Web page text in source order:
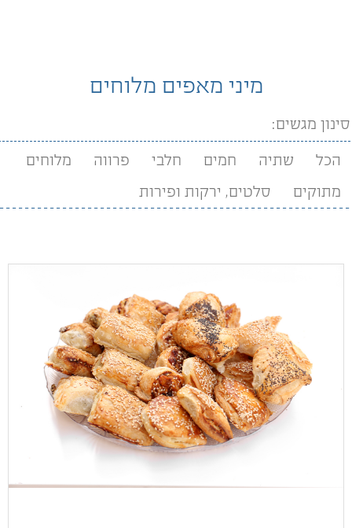
מיני מאפים מלוחים
סינון מגשים:
הכל שתיה חמים חלבי פרווה מלוחים
מתוקים סלטים, ירקות ופירות